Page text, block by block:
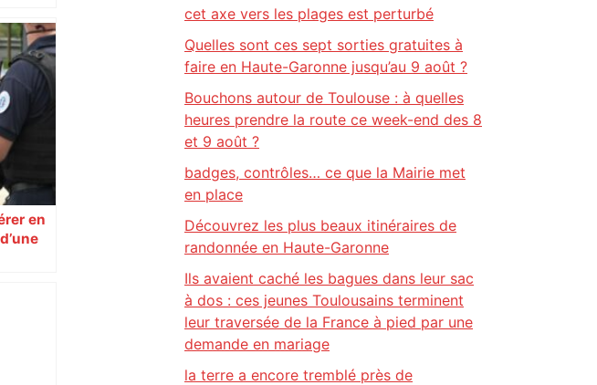
en
cet axe vers les plages est perturbé
Quelles sont ces sept sorties gratuites à
faire en Haute-Garonne jusqu’au 9 août ?
Bouchons autour de Toulouse : à quelles
heures prendre la route ce week-end des 8
et 9 août ?
badges, contrôles… ce que la Mairie met
en place
Découvrez les plus beaux itinéraires de
randonnée en Haute-Garonne
Ils avaient caché les bagues dans leur sac
à dos : ces jeunes Toulousains terminent
leur traversée de la France à pied par une
demande en mariage
la terre a encore tremblé près de